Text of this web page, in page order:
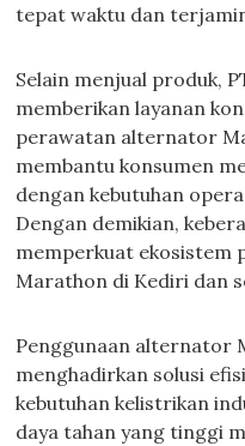
tepat waktu dan
Selain menjual produk,
memberikan layanan
perawatan alternator
membantu konsumen
dengan kebutuhan
Dengan demikian,
memperkuat ekosistem
Marathon di Kediri dan
Penggunaan alternator
menghadirkan solusi
kebutuhan kelistrikan
daya tahan yang tinggi